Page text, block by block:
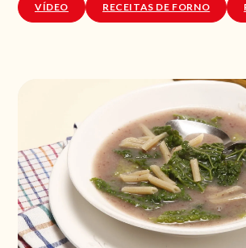
VÍDEO RECEITAS DE FORNO